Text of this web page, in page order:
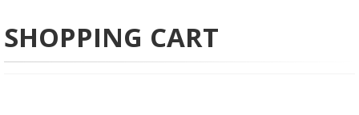
SHOPPING CART